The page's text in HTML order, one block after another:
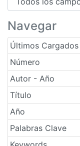
Navegar
Últimos Cargados
Número
Autor - Año
Título
Año
Palabras Clave